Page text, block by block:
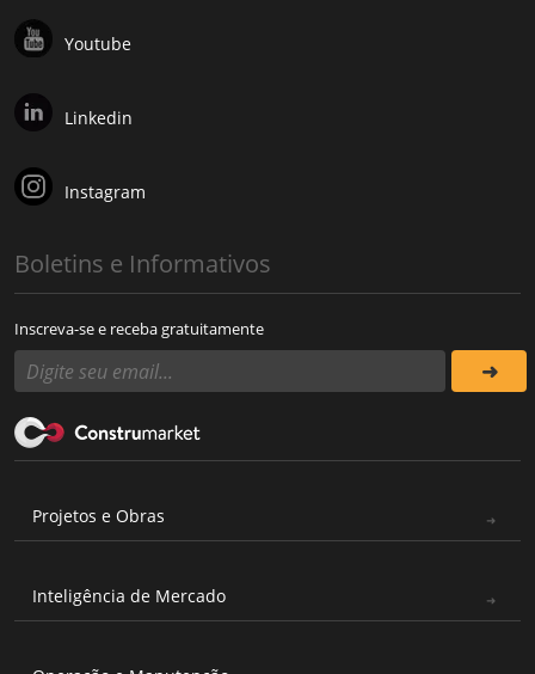
Youtube
Linkedin
Instagram
Boletins e Informativos
Inscreva-se e receba gratuitamente
Projetos e Obras
Inteligência de Mercado